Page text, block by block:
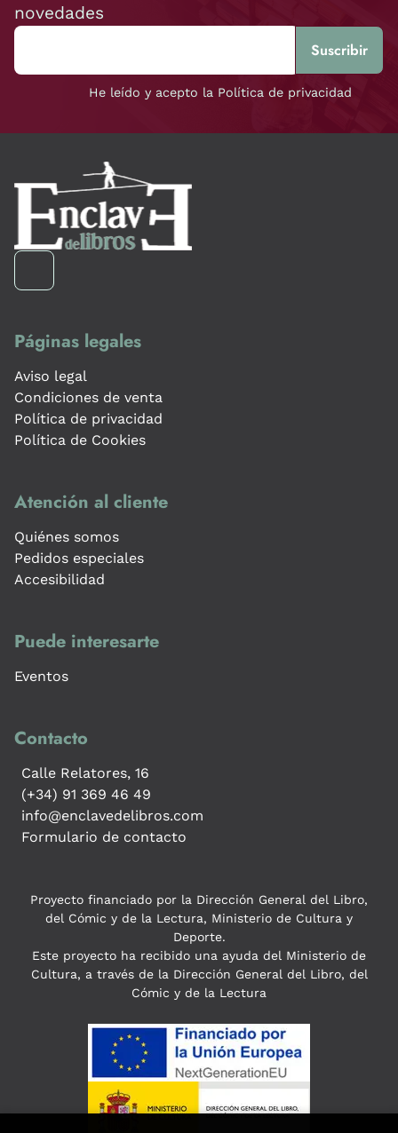
novedades
He leído y acepto la Política de privacidad
Páginas legales
Aviso legal
Condiciones de venta
Política de privacidad
Política de Cookies
Atención al cliente
Quiénes somos
Pedidos especiales
Accesibilidad
Puede interesarte
Eventos
Contacto
Calle Relatores, 16
(+34) 91 369 46 49
info@enclavedelibros.com
Formulario de contacto
Proyecto financiado por la Dirección General del Libro,
del Cómic y de la Lectura, Ministerio de Cultura y
Deporte.
Este proyecto ha recibido una ayuda del Ministerio de
Cultura, a través de la Dirección General del Libro, del
Cómic y de la Lectura